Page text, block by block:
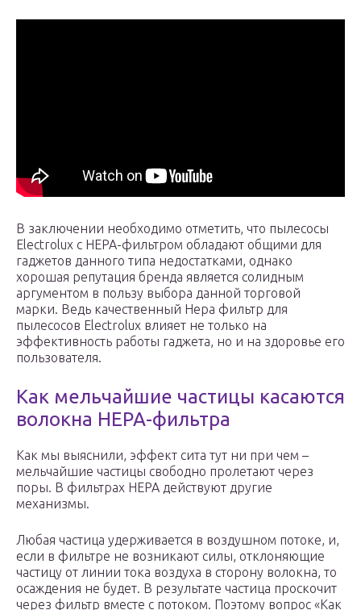
В заключении необходимо отметить, что пылесосы
Electrolux с HEPA-фильтром обладают общими для
гаджетов данного типа недостатками, однако
хорошая репутация бренда является солидным
аргументом в пользу выбора данной торговой
марки. Ведь качественный Hepa фильтр для
пылесосов Electrolux влияет не только на
эффективность работы гаджета, но и на здоровье его
пользователя.
Как мельчайшие частицы касаются
волокна HEPA-фильтра
Как мы выяснили, эффект сита тут ни при чем –
мельчайшие частицы свободно пролетают через
поры. В фильтрах НЕРА действуют другие
механизмы.
Любая частица удерживается в воздушном потоке, и,
если в фильтре не возникают силы, отклоняющие
частицу от линии тока воздуха в сторону волокна, то
осаждения не будет. В результате частица проскочит
через фильтр вместе с потоком. Поэтому вопрос «Как